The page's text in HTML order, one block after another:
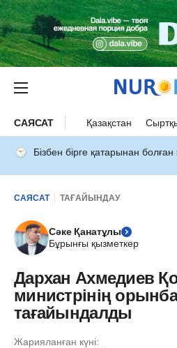
САЯСАТ Қазақстан
Бізбен бірге қатарынан болған
САЯСАТ ТАҒАЙЫНДАУ
Сәке Қанатұлы
Бұрынғы қызметкер
Дархан Ахмедиев
министрінің
тағайындалды
Жарияланған күні: